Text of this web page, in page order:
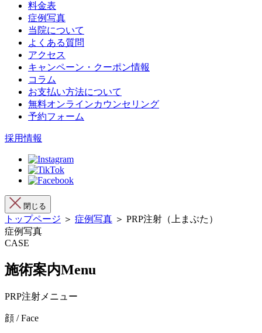
料金表
症例写真
当院について
よくある質問
アクセス
キャンペーン・クーポン情報
コラム
お支払い方法について
無料オンラインカウンセリング
予約フォーム
採用情報
閉じる
トップページ ＞ 症例写真 ＞ PRP注射（上まぶた）
症例写真
CASE
施術案内Menu
PRP注射メニュー
顔 / Face